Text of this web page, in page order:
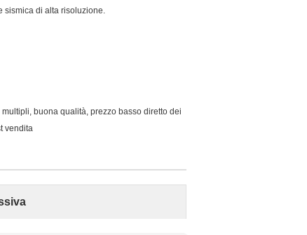
sismica di alta risoluzione.
buona qualità, prezzo basso diretto dei
vendita